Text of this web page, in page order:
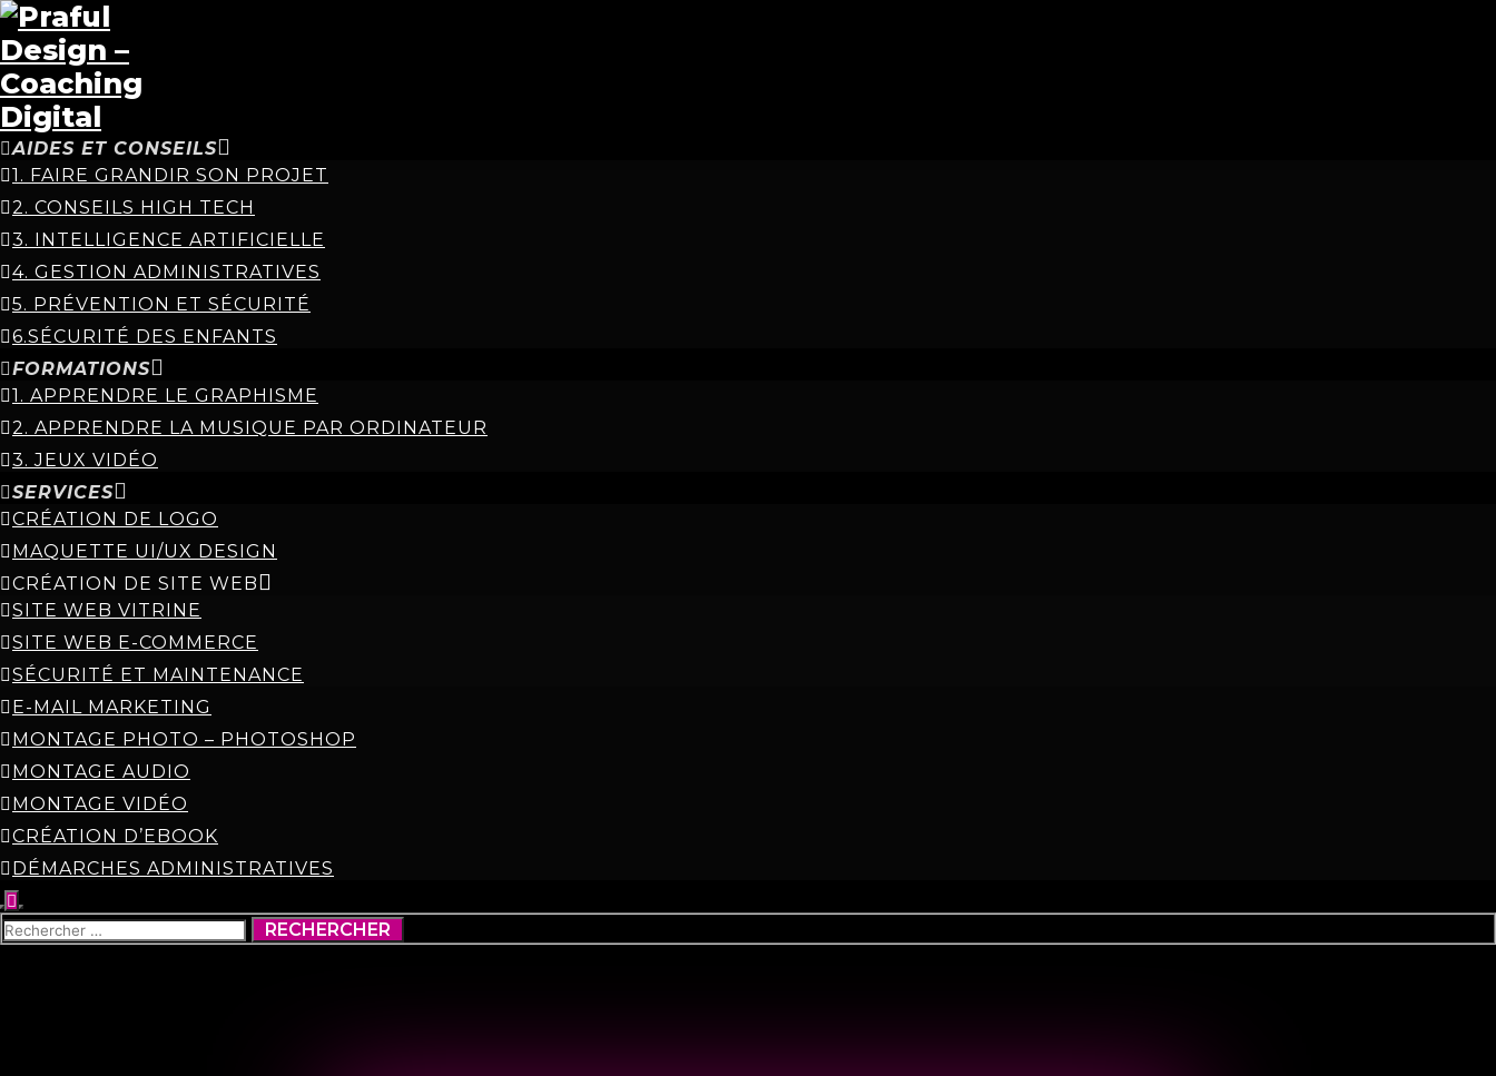
AIDES ET CONSEILS
1. FAIRE GRANDIR SON PROJET
2. CONSEILS HIGH TECH
3. INTELLIGENCE ARTIFICIELLE
4. GESTION ADMINISTRATIVES
5. PRÉVENTION ET SÉCURITÉ
6.SÉCURITÉ DES ENFANTS
FORMATIONS
1. APPRENDRE LE GRAPHISME
2. APPRENDRE LA MUSIQUE PAR ORDINATEUR
3. JEUX VIDÉO
SERVICES
CRÉATION DE LOGO
MAQUETTE UI/UX DESIGN
CRÉATION DE SITE WEB
SITE WEB VITRINE
SITE WEB E-COMMERCE
SÉCURITÉ ET MAINTENANCE
E-MAIL MARKETING
MONTAGE PHOTO – PHOTOSHOP
MONTAGE AUDIO
MONTAGE VIDÉO
CRÉATION D’EBOOK
DÉMARCHES ADMINISTRATIVES